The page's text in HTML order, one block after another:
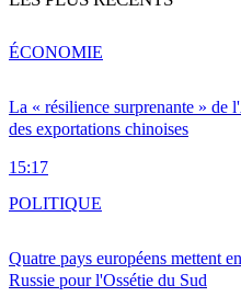
La « résilience surprenante » de
des exportations chinoises
15:17
ÉCONOMIE
Quatre pays européens mettent
Russie pour l'Ossétie du Sud
POLITIQUE